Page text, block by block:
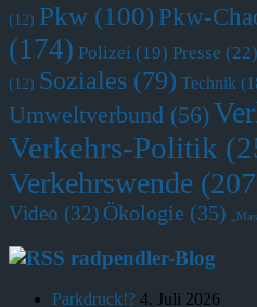
(12) Pkw (100) Pkw-
(174) Polizei (19) Presse (22)
(12) Soziales (79) Technik
Umweltverbund (56)
Verkehrs-Politik
Verkehrswende
Video (32) Ökologie (35)
radpendler-Blog
Parkdruck!? 4. Juli 2026